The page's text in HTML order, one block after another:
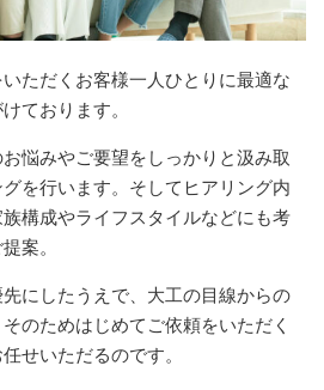
ただくお客様一人ひとりに最適な
ております。
悩みやご要望をしっかりと汲み取
を行います。そしてヒアリング内
構成やライフスタイルなどにも考
案。
にしたうえで、大工の目線からの
のためはじめてご依頼をいただく
せいただるのです。